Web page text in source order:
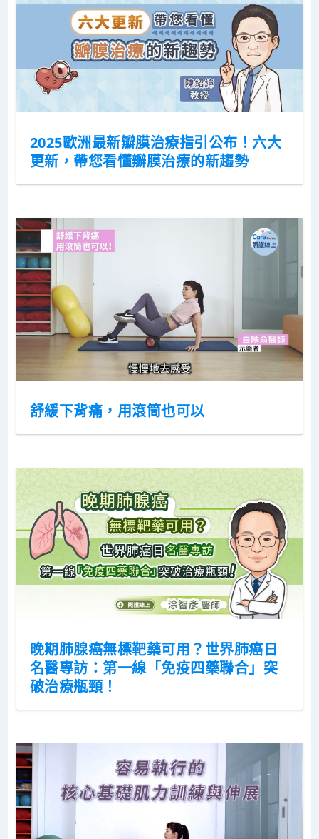
2025歐洲最新瓣膜治療指引公布！六大
更新，帶您看懂瓣膜治療的新趨勢
舒緩下背痛，用滾筒也可以
晚期肺腺癌無標靶藥可用？世界肺癌日
名醫專訪：第一線「免疫四藥聯合」突
破治療瓶頸！